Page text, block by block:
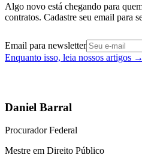
Algo novo está chegando para
contratos. Cadastre seu email para
Email para newsletter
Enquanto isso, leia nossos artigos →
Daniel Barral
Procurador Federal
Mestre em Direito Público